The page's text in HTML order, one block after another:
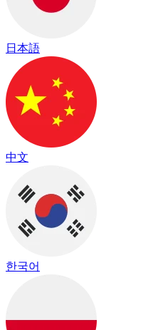
日本語
中文
한국어